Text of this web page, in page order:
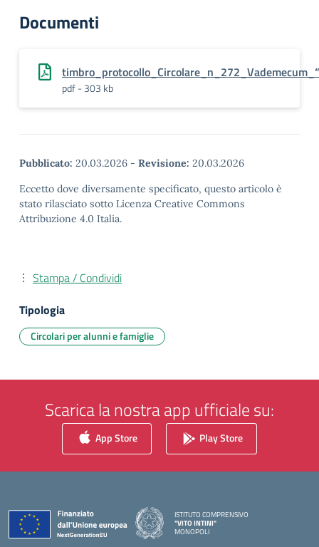
Documenti
pdf - 303 kb
Pubblicato: 20.03.2026 - Revisione: 20.03.2026
Eccetto dove diversamente specificato, questo articolo è
stato rilasciato sotto Licenza Creative Commons
Attribuzione 4.0 Italia.
Stampa / Condividi
Tipologia
Circolari per alunni e famiglie
Scarica la nostra app ufficiale su:
App Store Play Store
ISTITUTO COMPRENSIVO
"VITO INTINI"
MONOPOLI